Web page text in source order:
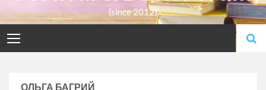
(since 2012)
ОЛЬГА БАГРИЙ